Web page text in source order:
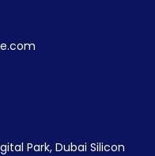
Park, Dubai Silicon